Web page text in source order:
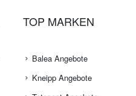
TOP MARKEN
Balea Angebote
Kneipp Angebote